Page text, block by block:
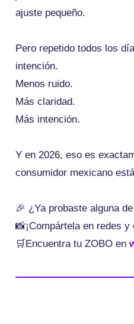
ajuste pequeño.
Pero repetido todos los
intención.
Menos ruido.
Más claridad.
Más intención.
Y en 2026, eso es
consumidor mexicano
🎉 ¿Ya probaste alguna
📸¡Compártela en redes y
🛒Encuentra tu ZOBO en